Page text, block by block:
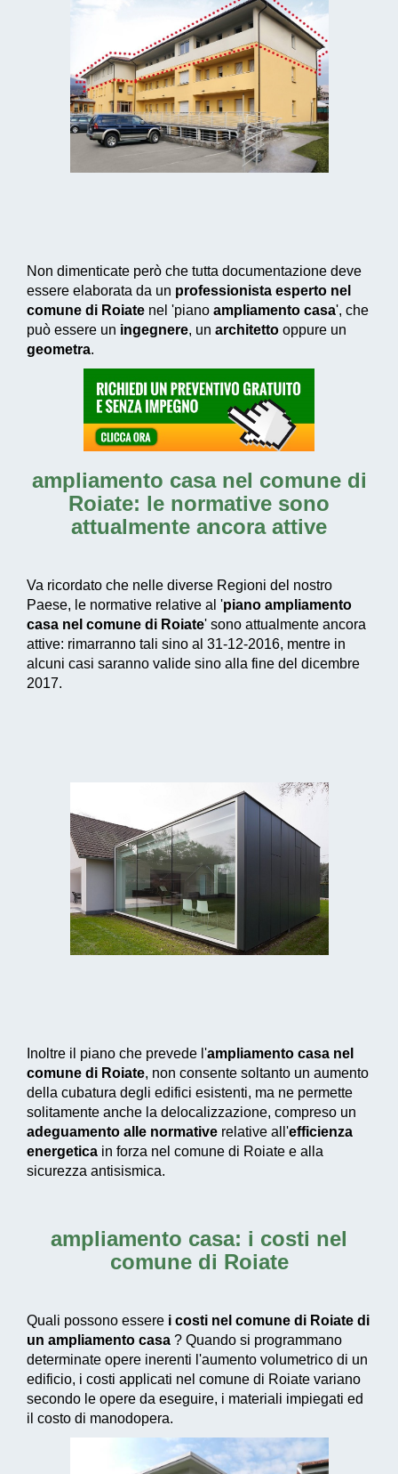
Non dimenticate però che tutta documentazione deve
essere elaborata da un professionista esperto nel
comune di Roiate nel 'piano ampliamento casa', che
può essere un ingegnere, un architetto oppure un
geometra.
ampliamento casa nel comune di
Roiate: le normative sono
attualmente ancora attive
Va ricordato che nelle diverse Regioni del nostro
Paese, le normative relative al 'piano ampliamento
casa nel comune di Roiate' sono attualmente ancora
attive: rimarranno tali sino al 31-12-2016, mentre in
alcuni casi saranno valide sino alla fine del dicembre
2017.
Inoltre il piano che prevede l'ampliamento casa nel
comune di Roiate, non consente soltanto un aumento
della cubatura degli edifici esistenti, ma ne permette
solitamente anche la delocalizzazione, compreso un
adeguamento alle normative relative all'efficienza
energetica in forza nel comune di Roiate e alla
sicurezza antisismica.
ampliamento casa: i costi nel
comune di Roiate
Quali possono essere i costi nel comune di Roiate di
un ampliamento casa ? Quando si programmano
determinate opere inerenti l'aumento volumetrico di un
edificio, i costi applicati nel comune di Roiate variano
secondo le opere da eseguire, i materiali impiegati ed
il costo di manodopera.